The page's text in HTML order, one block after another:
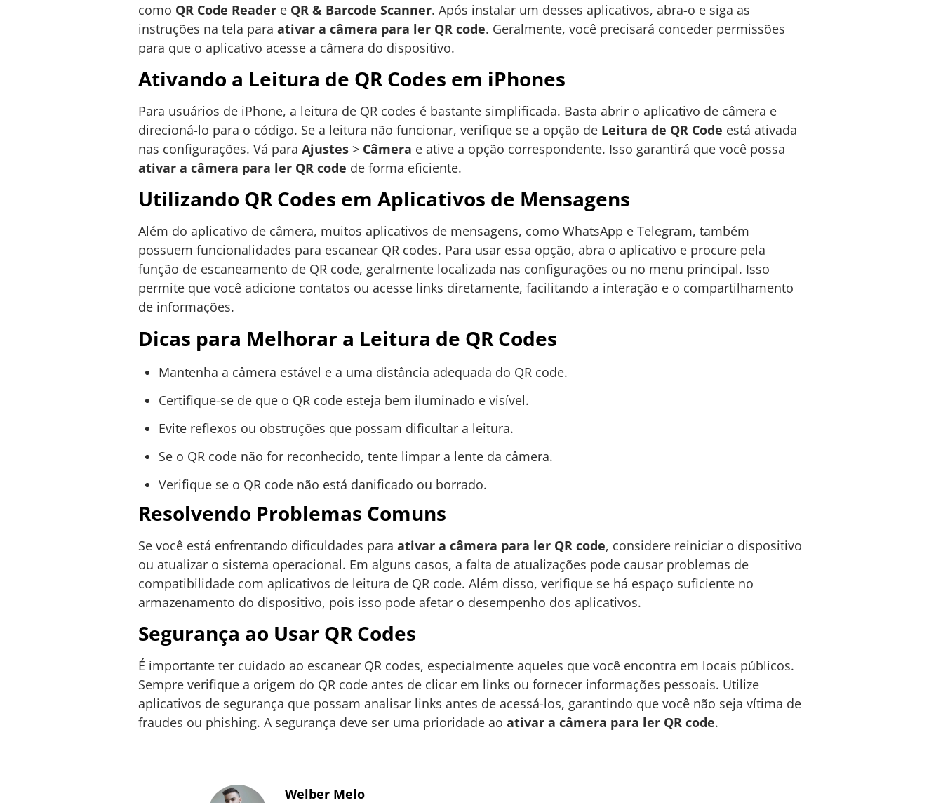
como QR Code Reader e QR & Barcode Scanner. Após instalar um desses aplicativos, abra-o e siga as
instruções na tela para ativar a câmera para ler QR code. Geralmente, você precisará conceder permissões
para que o aplicativo acesse a câmera do dispositivo.
Ativando a Leitura de QR Codes em iPhones
Para usuários de iPhone, a leitura de QR codes é bastante simplificada. Basta abrir o aplicativo de câmera e
direcioná-lo para o código. Se a leitura não funcionar, verifique se a opção de Leitura de QR Code está ativada
nas configurações. Vá para Ajustes > Câmera e ative a opção correspondente. Isso garantirá que você possa
ativar a câmera para ler QR code de forma eficiente.
Utilizando QR Codes em Aplicativos de Mensagens
Além do aplicativo de câmera, muitos aplicativos de mensagens, como WhatsApp e Telegram, também
possuem funcionalidades para escanear QR codes. Para usar essa opção, abra o aplicativo e procure pela
função de escaneamento de QR code, geralmente localizada nas configurações ou no menu principal. Isso
permite que você adicione contatos ou acesse links diretamente, facilitando a interação e o compartilhamento
de informações.
Dicas para Melhorar a Leitura de QR Codes
Mantenha a câmera estável e a uma distância adequada do QR code.
Certifique-se de que o QR code esteja bem iluminado e visível.
Evite reflexos ou obstruções que possam dificultar a leitura.
Se o QR code não for reconhecido, tente limpar a lente da câmera.
Verifique se o QR code não está danificado ou borrado.
Resolvendo Problemas Comuns
Se você está enfrentando dificuldades para ativar a câmera para ler QR code, considere reiniciar o dispositivo
ou atualizar o sistema operacional. Em alguns casos, a falta de atualizações pode causar problemas de
compatibilidade com aplicativos de leitura de QR code. Além disso, verifique se há espaço suficiente no
armazenamento do dispositivo, pois isso pode afetar o desempenho dos aplicativos.
Segurança ao Usar QR Codes
É importante ter cuidado ao escanear QR codes, especialmente aqueles que você encontra em locais públicos.
Sempre verifique a origem do QR code antes de clicar em links ou fornecer informações pessoais. Utilize
aplicativos de segurança que possam analisar links antes de acessá-los, garantindo que você não seja vítima de
fraudes ou phishing. A segurança deve ser uma prioridade ao ativar a câmera para ler QR code.
Welber Melo